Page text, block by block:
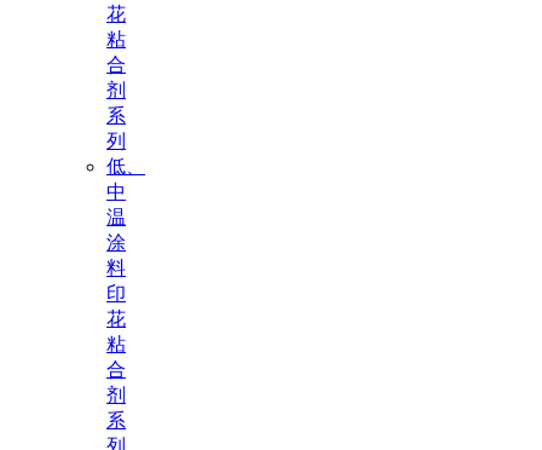
花
粘
合
剂
系
列
低、
中
温
涂
料
印
花
粘
合
剂
系
列